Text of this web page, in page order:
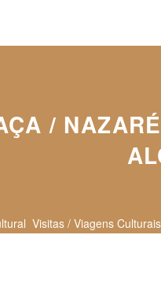
/
Visitas / Viagens Culturais